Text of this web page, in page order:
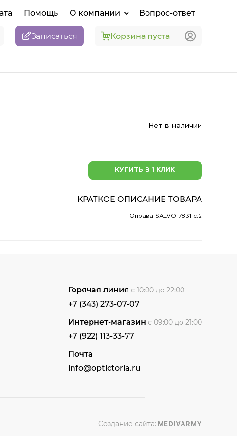
Помощь О компании Вопрос-ответ
Записаться Корзина пуста
Нет в наличии
КУПИТЬ В 1 КЛИК
КРАТКОЕ ОПИСАНИЕ ТОВАРА
Оправа SALVO 7831 c.2
Горячая линия с 10:00 до 22:00
+7 (343) 273-07-07
Интернет-магазин с 09:00 до 21:00
+7 (922) 113-33-77
Почта
info@optictoria.ru
Создание сайта: